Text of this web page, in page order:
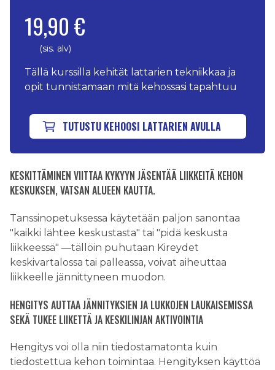
19,90 €
(sis. alv)
Tällä kurssilla kehität lattarien tekniikkaa ja
opit tunnistamaan mitä kehossasi tapahtuu
TUTUSTU KEHOOSI LATTARIEN AVULLA
KESKITTÄMINEN VIITTAA KYKYYN JÄSENTÄÄ LIIKKEITÄ KEHON
KESKUKSEN, VATSAN ALUEEN KAUTTA.
Tanssinopetuksessa käytetään paljon sanontaa
"kaikki lähtee keskustasta" tai "pidä keskusta
liikkeessä" —tällöin puhutaan Kireydet
keskivartalossa tai palleassa, voivat aiheuttaa
liikkeelle jännittyneen muodon.
HENGITYS AUTTAA JÄNNITYKSIEN JA LUKKOJEN LAUKAISEMISSA
SEKÄ TUKEE LIIKETTÄ JA KESKILINJAN AKTIVOINTIA
Hengitys voi olla niin tiedostamatonta kuin
tiedostettua kehon toimintaa. Hengityksen käyttöä